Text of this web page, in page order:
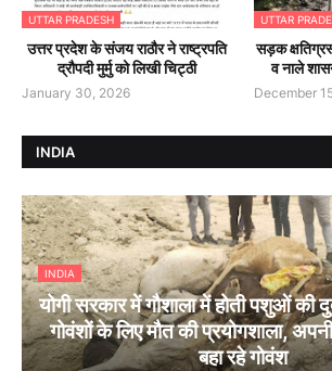
UTTAR PRADESH
उत्तर प्रदेश के संजय राठौर ने राष्ट्रपति
द्रौपदी मुर्मु को लिखी चिट्ठी
January 30, 2026
UTTAR
सड़क
व नाले
December
INDIA
INDIA
योगी सरकार में गौशाला में होती पशुओं की
गोवंशों के लिए मौत की प्रयोगशाला,
बहा रहे गोवंश